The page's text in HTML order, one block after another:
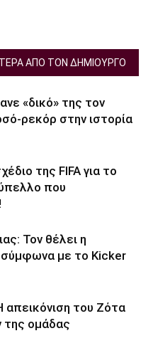
ΑΠΟ ΤΟΝ ΔΗΜΙΟΥΡΓΟ
«δικό» της τον
ρεκόρ στην ιστορία
της FIFA για το
που
Τον θέλει η
με το Kicker
απεικόνιση του Ζότα
της ομάδας